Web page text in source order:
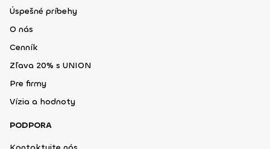
Úspešné príbehy
O nás
Cenník
Zľava 20% s UNION
Pre firmy
Vízia a hodnoty
PODPORA